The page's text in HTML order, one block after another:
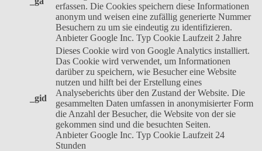
erfassen. Die Cookies speichern diese Informationen
anonym und weisen eine zufällig generierte Nummer
Besuchern zu um sie eindeutig zu identifizieren.
Anbieter Google Inc. Typ Cookie Laufzeit 2 Jahre
_gid
Dieses Cookie wird von Google Analytics installiert.
Das Cookie wird verwendet, um Informationen
darüber zu speichern, wie Besucher eine Website
nutzen und hilft bei der Erstellung eines
Analyseberichts über den Zustand der Website. Die
gesammelten Daten umfassen in anonymisierter Form
die Anzahl der Besucher, die Website von der sie
gekommen sind und die besuchten Seiten.
Anbieter Google Inc. Typ Cookie Laufzeit 24
Stunden